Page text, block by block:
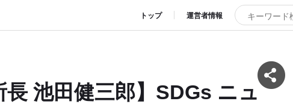
トップ 運営者情報
長 池田健三郎】SDGs ニュ